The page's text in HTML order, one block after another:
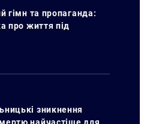
гімн та пропаганда:
про життя під
зникнення